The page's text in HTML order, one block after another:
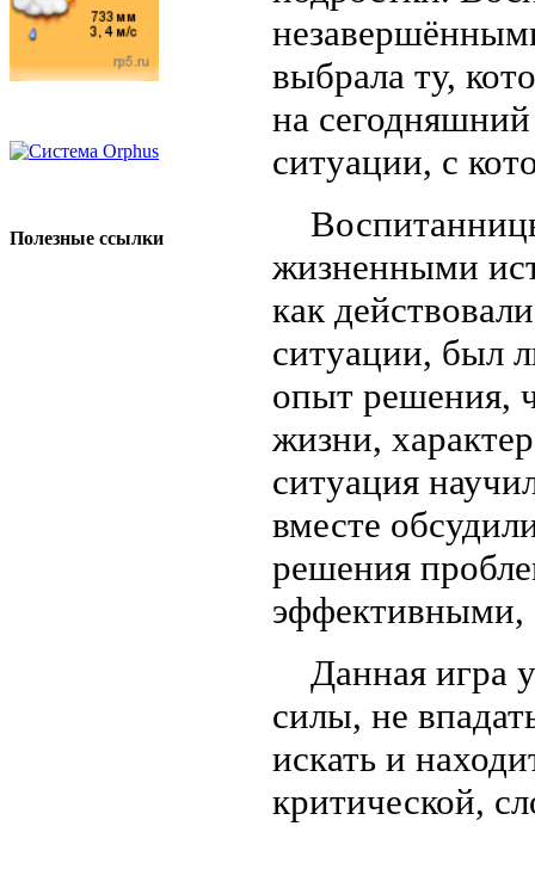
Полезные ссылки
выбрала ту,
на
ситуации, с
жизненными
как
ситуации, был
опыт решения,
жизни,
ситуация
вместе
решения
эффективными,
Данная игра
силы, не
искать и
критической,